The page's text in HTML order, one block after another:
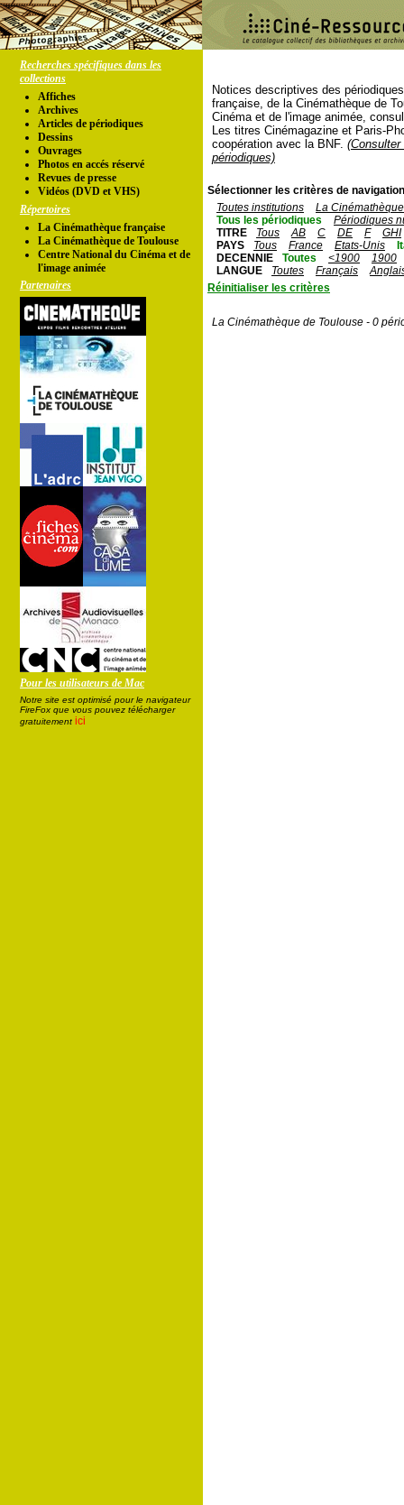
Recherches spécifiques dans les
collections
Affiches
Archives
Articles de périodiques
Dessins
Ouvrages
Photos en accés réservé
Revues de presse
Vidéos (DVD et VHS)
Répertoires
La Cinémathèque française
La Cinémathèque de Toulouse
Centre National du Cinéma et de
l'image animée
Partenaires
Pour les utilisateurs de Mac
Notre site est optimisé pour le navigateur
FireFox que vous pouvez télécharger
gratuitement ici
Notices descriptives des
française, de la Cinémathèque de
Cinéma et de l'image animée,
Les titres Cinémagazine et Paris-
coopération avec la BNF.
périodiques)
Sélectionner les critères de
Toutes institutions
La
Tous les périodiques
Périodiques
TITRE
Tous AB C DE F
GHI
PAYS
Tous France Etats-Unis
DECENNIE
Toutes <1900
1900
LANGUE
Toutes Français
Réinitialiser les critères
La Cinémathèque de Toulouse - 0